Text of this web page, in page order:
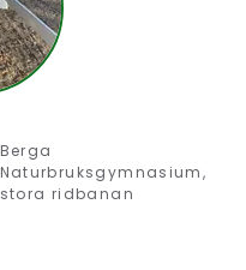
Berga
Naturbruksgymnasium,
stora ridbanan